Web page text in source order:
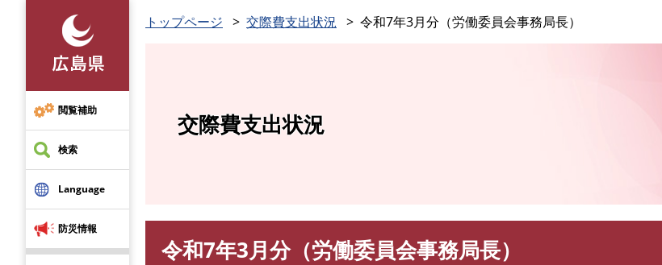
先
頭
で
す
閲覧補助
検索
Language
防災情報
トップページ 交際費支出状況 令和7年3月分（労働委員会事務局長）
交際費支出状況
令和7年3月分（労働委員会事務局長）